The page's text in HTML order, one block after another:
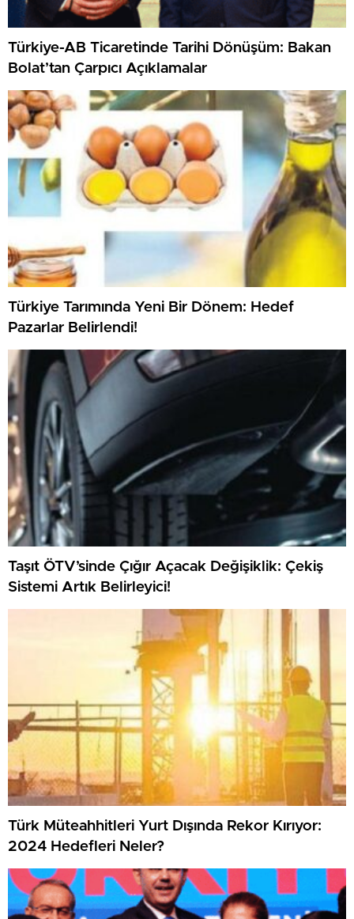
Türkiye-AB Ticaretinde Tarihi Dönüşüm: Bakan
Bolat’tan Çarpıcı Açıklamalar
Türkiye Tarımında Yeni Bir Dönem: Hedef
Pazarlar Belirlendi!
Taşıt ÖTV’sinde Çığır Açacak Değişiklik: Çekiş
Sistemi Artık Belirleyici!
Türk Müteahhitleri Yurt Dışında Rekor Kırıyor:
2024 Hedefleri Neler?